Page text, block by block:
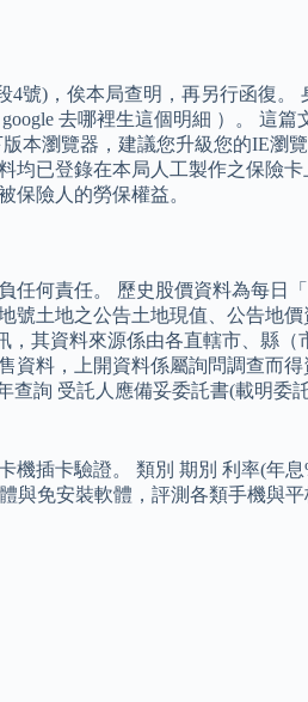
號)，俟本局查明，再另行函復。
去哪裡生這個明細 ）。 這
本瀏覽器，建議您升級您的IE瀏
均已登錄在本局人工製作之保險
保險人的勞保權益。
何責任。 歷史股價資料為每日
號土地之公告土地現值、公告地
其資料來源係由各直轄市、縣
料，上開資料係屬詢問調查而
詢 受託人應備妥委託書(載明委
插卡驗證。 類別 期別 利率(年息
與免安裝軟體，評測各類手機與